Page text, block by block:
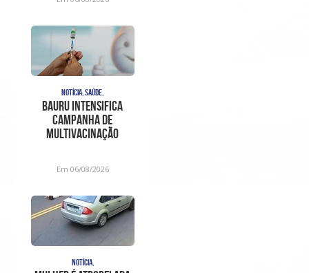
NOTÍCIA, SAÚDE,
Bauru intensifica
campanha de
multivacinação
Em 06/08/2026
NOTÍCIA,